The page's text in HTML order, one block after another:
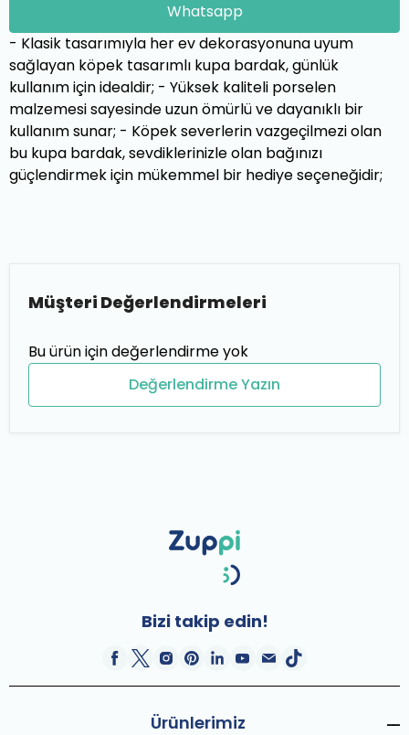
Whatsapp
- Klasik tasarımıyla her ev dekorasyonuna uyum
sağlayan köpek tasarımlı kupa bardak, günlük
kullanım için idealdir; - Yüksek kaliteli porselen
malzemesi sayesinde uzun ömürlü ve dayanıklı bir
kullanım sunar; - Köpek severlerin vazgeçilmezi olan
bu kupa bardak, sevdiklerinizle olan bağınızı
güçlendirmek için mükemmel bir hediye seçeneğidir;
Müşteri Değerlendirmeleri
Bu ürün için değerlendirme yok
Değerlendirme Yazın
Bizi takip edin!
Ürünlerimiz